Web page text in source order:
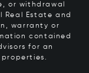
or withdrawal
Real Estate and
warranty or
contained
for an